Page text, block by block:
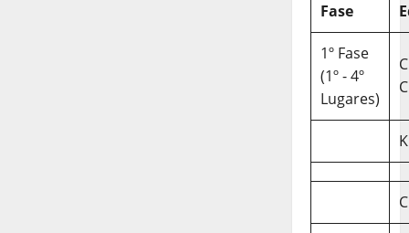
Fase
1º Fase
(1º - 4º
Lugares)
C